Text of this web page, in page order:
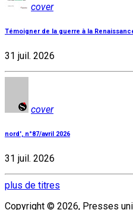
cover
Témoigner de la guerre à la
31 juil. 2026
cover
nord', n°87/avril 2026
31 juil. 2026
plus de titres
Copyright © 2026, Presses